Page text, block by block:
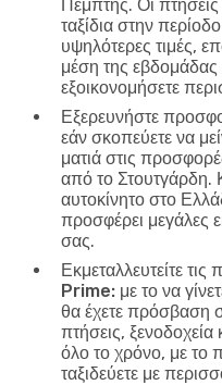
Πέμπτης. Οι
ταξίδια στην
υψηλότερες τιμές,
μέση της εβδομάδας
εξοικονομήσετε
Εξερευνήστε
εάν σκοπεύετε να
ματιά στις
από το Στουτγάρδη.
αυτοκίνητο στο
προσφέρει μεγάλες
σας.
Εκμεταλλευτείτε
Prime: με το να
θα έχετε πρόσβαση
πτήσεις, ξενοδοχεία
όλο το χρόνο, με το
ταξιδεύετε με